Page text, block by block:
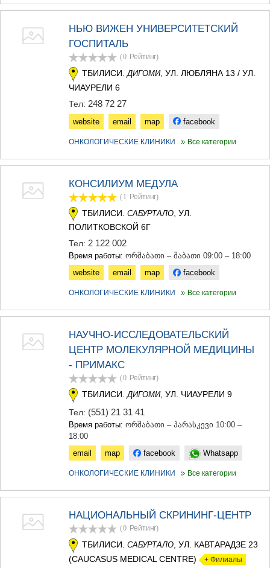
НЬЮ ВИЖЕН УНИВЕРСИТЕТСКИЙ
ГОСПИТАЛЬ
(0 Рейтинг)
ТБИЛИСИ.ДИГОМИ, УЛ. ЛЮБЛЯНА 13 / УЛ.
ЧИАУРЕЛИ 6
Тел: 248 72 27
website email map facebook
ОНКОЛОГИЧЕСКИЕ КЛИНИКИ Все категории
КОНСИЛИУМ МЕДУЛА
(1 Рейтинг)
ТБИЛИСИ. САБУРТАЛО , УЛ.
ПОЛИТКОВСКОЙ 6Г
Тел: 2 122 002
Время работы: ორშაბათი – შაბათი 09:00 – 18:00
website
email map facebook
ОНКОЛОГИЧЕСКИЕ КЛИНИКИ Все категории
НАУЧНО-ИССЛЕДОВАТЕЛЬСКИЙ
ЦЕНТР МОЛЕКУЛЯРНОЙ МЕДИЦИНЫ
- ПРИМАКС
(0 Рейтинг)
ТБИЛИСИ.ДИГОМИ, УЛ. ЧИАУРЕЛИ 9
Тел: (551) 21 31 41
Время работы: ორშაბათი – პარასკევი 10:00 –
18:00
email
map facebook Whatsapp
ОНКОЛОГИЧЕСКИЕ КЛИНИКИ Все категории
НАЦИОНАЛЬНЫЙ СКРИНИНГ-ЦЕНТР
(0 Рейтинг)
ТБИЛИСИ. САБУРТАЛО , УЛ. КАВТАРАДЗЕ 23
(CAUCASUS MEDICAL CENTRE) + Филиалы